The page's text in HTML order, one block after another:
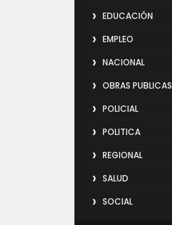
EDUCACIÓN
EMPLEO
NACIONAL
OBRAS PUBLICAS
POLICIAL
POLITICA
REGIONAL
SALUD
SOCIAL